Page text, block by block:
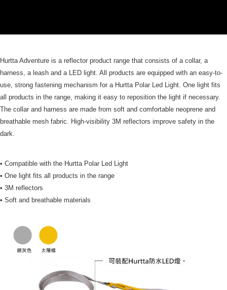
Hurtta Adventure is a reflector product range that consists of a collar, a
harness, a leash and a LED light. All products are equipped with an easy-to-
use, strong fastening mechanism for a Hurtta Polar Led Light. One light fits
all products in the range, making it easy to reposition the light if necessary.
The collar and harness are made from soft and comfortable neoprene and
breathable mesh fabric. High-visibility 3M reflectors improve safety in the
dark.
• Compatible with the Hurtta Polar Led Light
• One light fits all products in the range
• 3M reflectors
• Soft and breathable materials